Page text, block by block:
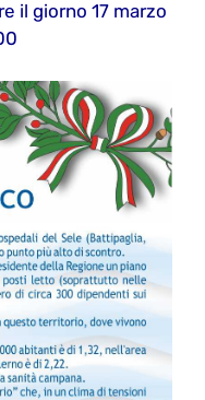
il giorno 17 marzo